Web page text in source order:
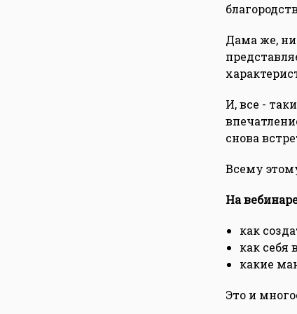
Дама же, ни
И, все -
снова
Всему
На
как
как себя
какие
Это и